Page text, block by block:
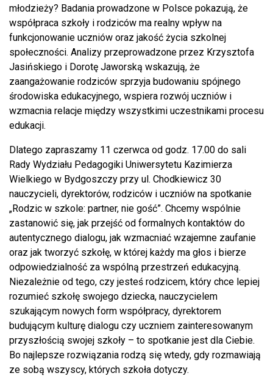
młodzieży? Badania prowadzone w Polsce pokazują, że
współpraca szkoły i rodziców ma realny wpływ na
funkcjonowanie uczniów oraz jakość życia szkolnej
społeczności. Analizy przeprowadzone przez Krzysztofa
Jasińskiego i Dorotę Jaworską wskazują, że
zaangażowanie rodziców sprzyja budowaniu spójnego
środowiska edukacyjnego, wspiera rozwój uczniów i
wzmacnia relacje między wszystkimi uczestnikami procesu
edukacji.
Dlatego zapraszamy 11 czerwca od godz. 17.00 do sali
Rady Wydziału Pedagogiki Uniwersytetu Kazimierza
Wielkiego w Bydgoszczy przy ul. Chodkiewicz 30
nauczycieli, dyrektorów, rodziców i uczniów na spotkanie
„Rodzic w szkole: partner, nie gość”. Chcemy wspólnie
zastanowić się, jak przejść od formalnych kontaktów do
autentycznego dialogu, jak wzmacniać wzajemne zaufanie
oraz jak tworzyć szkołę, w której każdy ma głos i bierze
odpowiedzialność za wspólną przestrzeń edukacyjną.
Niezależnie od tego, czy jesteś rodzicem, który chce lepiej
rozumieć szkołę swojego dziecka, nauczycielem
szukającym nowych form współpracy, dyrektorem
budującym kulturę dialogu czy uczniem zainteresowanym
przyszłością swojej szkoły – to spotkanie jest dla Ciebie.
Bo najlepsze rozwiązania rodzą się wtedy, gdy rozmawiają
ze sobą wszyscy, których szkoła dotyczy.